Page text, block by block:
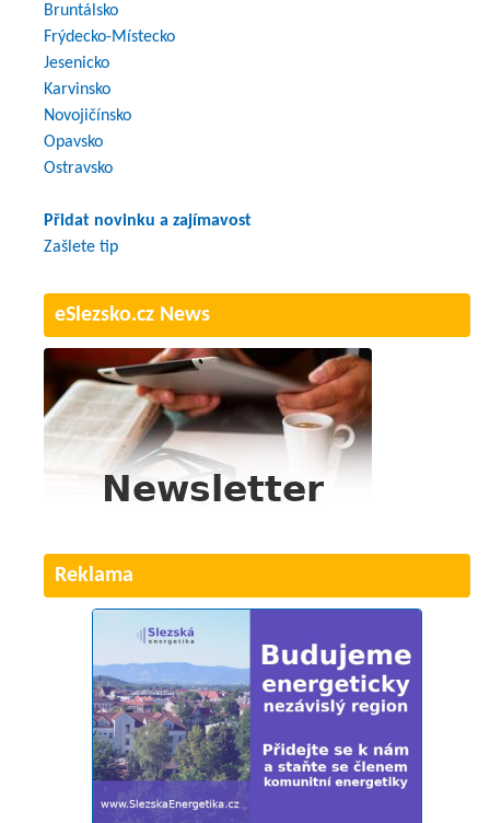
Bruntálsko
Frýdecko-Místecko
Jesenicko
Karvinsko
Novojičínsko
Opavsko
Ostravsko
Přidat novinku a zajímavost
Zašlete tip
eSlezsko.cz News
Reklama